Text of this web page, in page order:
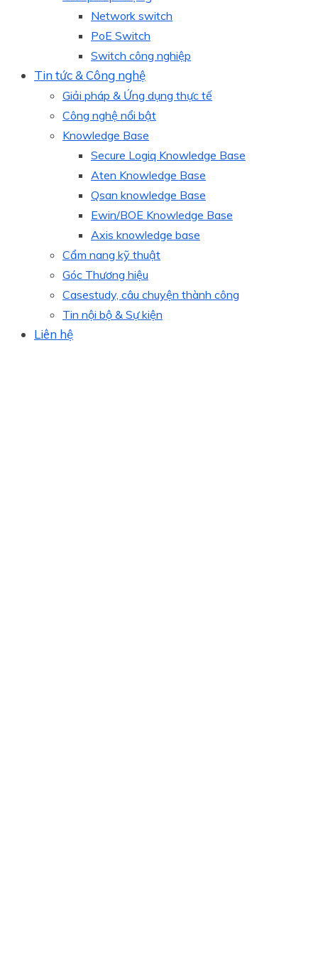
Network switch
PoE Switch
Switch công nghiệp
Tin tức & Công nghệ
Giải pháp & Ứng dụng thực tế
Công nghệ nổi bật
Knowledge Base
Secure Logiq Knowledge Base
Aten Knowledge Base
Qsan knowledge Base
Ewin/BOE Knowledge Base
Axis knowledge base
Cẩm nang kỹ thuật
Góc Thương hiệu
Casestudy, câu chuyện thành công
Tin nội bộ & Sự kiện
Liên hệ